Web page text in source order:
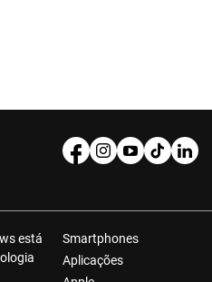
está
Smartphones
Aplicações